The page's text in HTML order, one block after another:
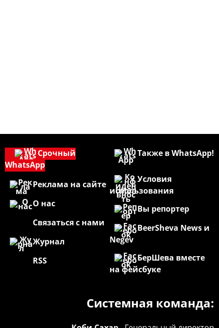
Также в WhatsApp!
Условия
использования
Вы репортер
BeerSheva News и
Negev
БерШева вместе
на фейсбуке
Срочный
WhatsApp
Реклама на сайте
О нас
Связаться с нами
Журнал
RSS
Системная команда: